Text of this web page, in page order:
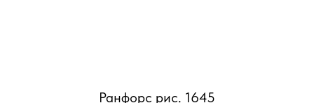
Ранфорс рис. 1645